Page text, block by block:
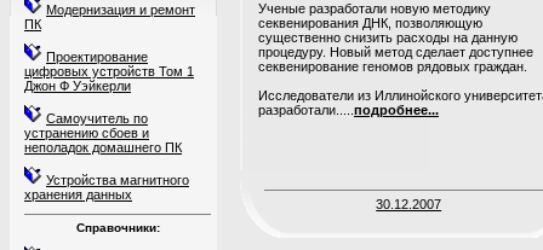
Модернизация и ремонт
ПК
Проектирование
цифровых устройств Том 1
Джон Ф Уэйкерли
Самоучитель по
устранению сбоев и
неполадок домашнего ПК
Устройства магнитного
хранения данных
Справочники:
Ученые разработали новую методику
секвенирования ДНК, позволяющую
существенно снизить расходы на данную
процедуру. Новый метод сделает доступнее
секвенирование геномов рядовых граждан.
Исследователи из Иллинойского
разработали..... подробнее...
30.12.2007